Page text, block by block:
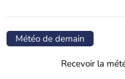
Météo de demain
Recevoir la